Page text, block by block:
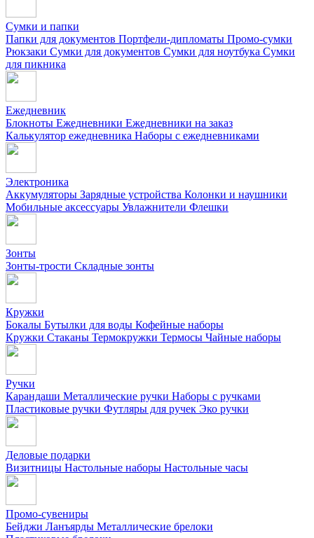
Сумки и папки
Папки для документов Портфели-дипломаты Промо-сумки
Рюкзаки Сумки для документов Сумки для ноутбука Сумки
для пикника
Ежедневник
Блокноты Ежедневники Ежедневники на заказ
Калькулятор ежедневника Наборы с ежедневниками
Электроника
Аккумуляторы Зарядные устройства Колонки и наушники
Мобильные аксессуары Увлажнители Флешки
Зонты
Зонты-трости Складные зонты
Кружки
Бокалы Бутылки для воды Кофейные наборы
Кружки Стаканы Термокружки Термосы Чайные наборы
Ручки
Карандаши Металлические ручки Наборы с ручками
Пластиковые ручки Футляры для ручек Эко ручки
Деловые подарки
Визитницы Настольные наборы Настольные часы
Промо-сувениры
Бейджи Ланъярды Металлические брелоки